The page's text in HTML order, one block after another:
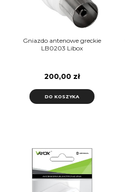
Gniazdo antenowe greckie
LB0203 Libox
200,00 zł
DO KOSZYKA